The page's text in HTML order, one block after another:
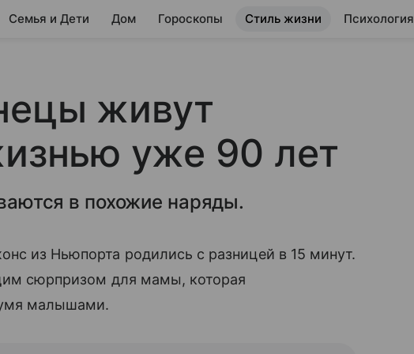
Семья и Дети Дом Гороскопы Стиль жизни Психология
живут
уже 90 лет
в похожие наряды.
из Ньюпорта родились с разницей в 15 минут.
сюрпризом для мамы, которая
малышами.